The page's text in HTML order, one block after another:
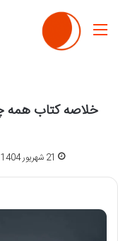
منو
خلاصه کتاب همه
21 شهریور 1404